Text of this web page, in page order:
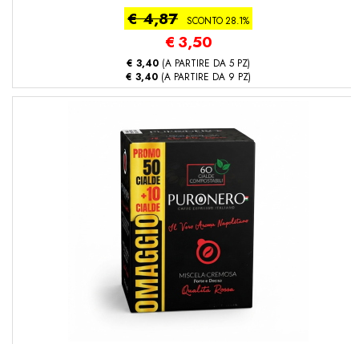
€ 4,87 SCONTO 28.1%
€ 3,50
€ 3,40 (A PARTIRE DA 5 PZ)
€ 3,40 (A PARTIRE DA 9 PZ)